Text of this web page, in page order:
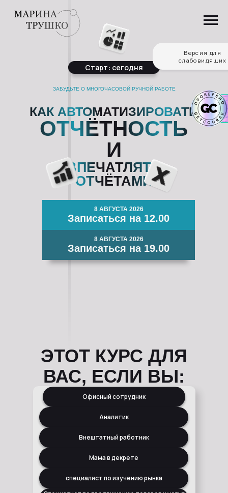
слабовидящих
ЗАБУДЬТЕ О МНОГОЧАСОВОЙ РУЧНОЙ РАБОТЕ
КАК АВТОМАТИЗИРОВАТЬ
ОТЧЁТНОСТЬ
И
ВПЕЧАТЛЯТЬ
ОТЧЁТАМИ
Старт: сегодня
8 АВГУСТА 2026
Записаться на 12.00
8 АВГУСТА 2026
Записаться на 19.00
ЭТОТ КУРС ДЛЯ
ВАС, ЕСЛИ ВЫ:
Офисный сотрудник
Аналитик
Внештатный работник
Мама в декрете
специалист по изучению рынка